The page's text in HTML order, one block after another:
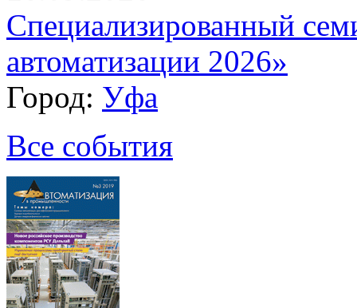
Специализированный
автоматизации 2026»
Город: Уфа
Все события